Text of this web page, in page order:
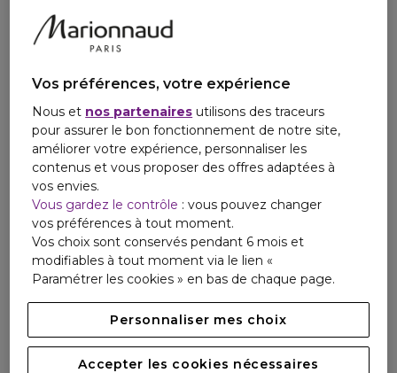
Vos préférences, votre expérience
Nous et nos partenaires utilisons des traceurs
pour assurer le bon fonctionnement de notre site,
améliorer votre expérience, personnaliser les
contenus et vous proposer des offres adaptées à
vos envies.
Vous gardez le contrôle : vous pouvez changer
vos préférences à tout moment.
Vos choix sont conservés pendant 6 mois et
modifiables à tout moment via le lien «
Paramétrer les cookies » en bas de chaque page.
Personnaliser mes choix
Accepter les cookies nécessaires